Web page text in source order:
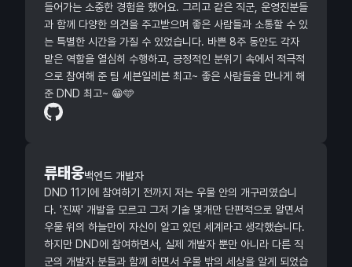
들어가는 소중한 경험을 했어요. 그리고 같은 직군, 운영진분들
과 함께 다양한 의견을 주고받으며 좋은 사람들과 소통할 수 있
는 특별한 시간을 가질 수 있었습니다. 바쁜 8주 동안도 각자
맡은 역할을 열심히 수행하고, 긍정적인 분위기 속에서 적극적
으로 참여해 준 팀 세븐일레븐 최고~ 좋은 사람들을 만나게 해
준 DND 최고~ 😁🩵
류태웅백엔드 개발자
DND 11기에 참여하기 전까지 저는 우물 안의 개구리였습니
다. '진짜' 개발을 모르고 그저 기술 몇개만 단편적으로 알면서
우물 위의 하늘만이 자신이 알고 있던 세계라고 생각했습니다.
하지만 DND에 참여하면서, 실제 개발자 뿐만 아니라 다른 직
군의 개발자 분들과 함께 하면서 우물 밖의 세상을 알게 되었습